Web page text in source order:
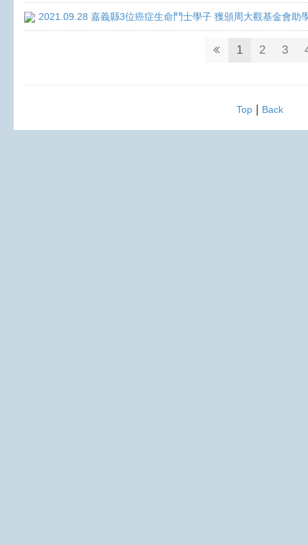
2021.09.28 嘉義縣3位癌症生命鬥士學子 獲頒周大觀基金會助
1 2 3
Top| Back